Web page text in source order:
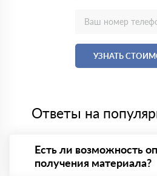
УЗНАТЬ
Ответы на
Есть ли возможность
получения материала?